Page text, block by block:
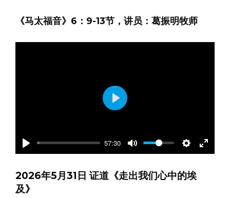
《马太福音》6：9-13节，讲员：葛振明牧师
Play
57:30
Mute Settings
Enter
Play
2026年5月31日 证道《走出我们心中的埃
及》